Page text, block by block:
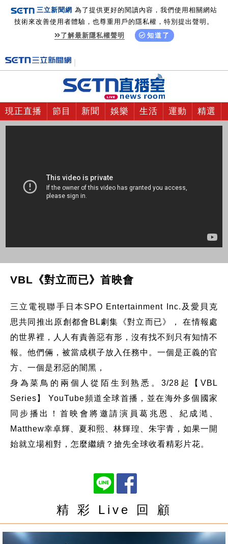
三立新聞網 為了提供更好的閱讀內容，我們使用相關網站
技術來改善使用者體驗，也尊重用戶的隱私權，特別提出聲明。
了解最新隱私權聲明
知道了
現正直播 節目 新聞 娛樂 生活 運動 精選
VBL《對立而已》首映會
三立電視聯手日本SPO Entertainment Inc.及愛貝克
思共同推出原創都會BL劇集《對立而已》， 在情報處
的世界裡，人人有責善惡有形，沒有找不到只有知情不
報。他們倆，被當成棋子放入任務中。一個是正義的官
方、一個是邪惡的闇黑，
身為菜鳥的兩個人從陌生到熟悉。3/28起【VBL
Series】 YouTube頻道全球首播，並在海外多個國家
同步播出！首映會將邀請演員葛兆恩、紀成澔、
Matthew幸卓輝、夏和熙、林輝瑝、朱宇青，如果一開
始就立場相對，怎麼繼續？搶先全球收看精彩片花。
精 彩 Live 回 顧